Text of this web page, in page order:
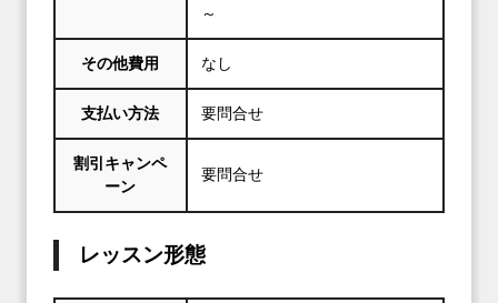
～
その他費用 なし
支払い方法 要問合せ
割引キャンペ
ーン
要問合せ
レッスン形態